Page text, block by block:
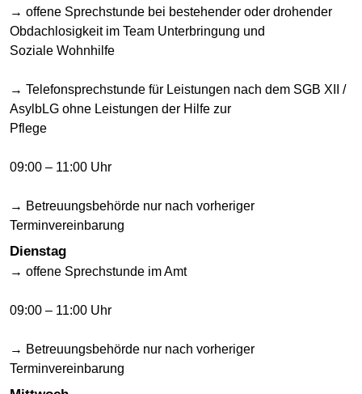
→ offene Sprechstunde bei bestehender oder drohender
Obdachlosigkeit im Team Unterbringung und
Soziale Wohnhilfe
→ Telefonsprechstunde für Leistungen nach dem SGB XII /
AsylbLG ohne Leistungen der Hilfe zur
Pflege
09:00 – 11:00 Uhr
→ Betreuungsbehörde nur nach vorheriger
Terminvereinbarung
Dienstag
→ offene Sprechstunde im Amt
09:00 – 11:00 Uhr
→ Betreuungsbehörde nur nach vorheriger
Terminvereinbarung